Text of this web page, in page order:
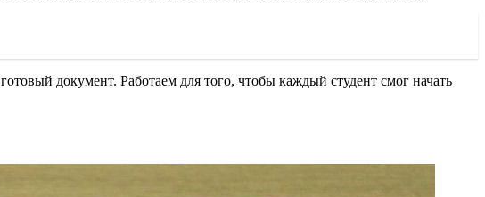
готовый документ. Работаем для того, чтобы каждый студент смог начать